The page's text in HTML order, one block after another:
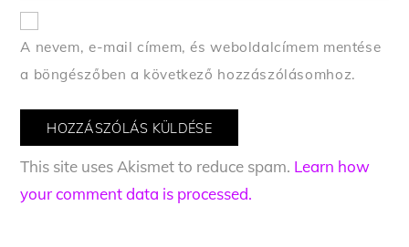
A nevem, e-mail címem, és weboldalcímem mentése
a böngészőben a következő hozzászólásomhoz.
This site uses Akismet to reduce spam. Learn how
your comment data is processed.